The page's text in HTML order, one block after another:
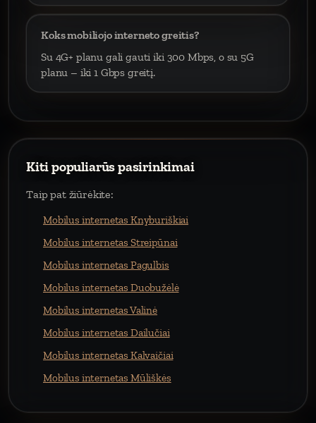
Koks mobiliojo interneto greitis?
Su 4G+ planu gali gauti iki 300 Mbps, o su 5G
planu – iki 1 Gbps greitį.
Kiti populiarūs pasirinkimai
Taip pat žiūrėkite:
Mobilus internetas Knyburiškiai
Mobilus internetas Streipūnai
Mobilus internetas Pagulbis
Mobilus internetas Duobužėlė
Mobilus internetas Valinė
Mobilus internetas Dailučiai
Mobilus internetas Kalvaičiai
Mobilus internetas Mūliškės